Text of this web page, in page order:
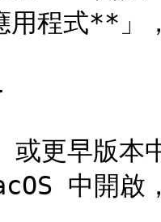
程式**」
更早版本
中開啟